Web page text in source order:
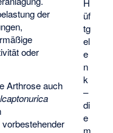
üf
tg
el
e
n
k
–
di
e
m
der
oder
Arthrose auch